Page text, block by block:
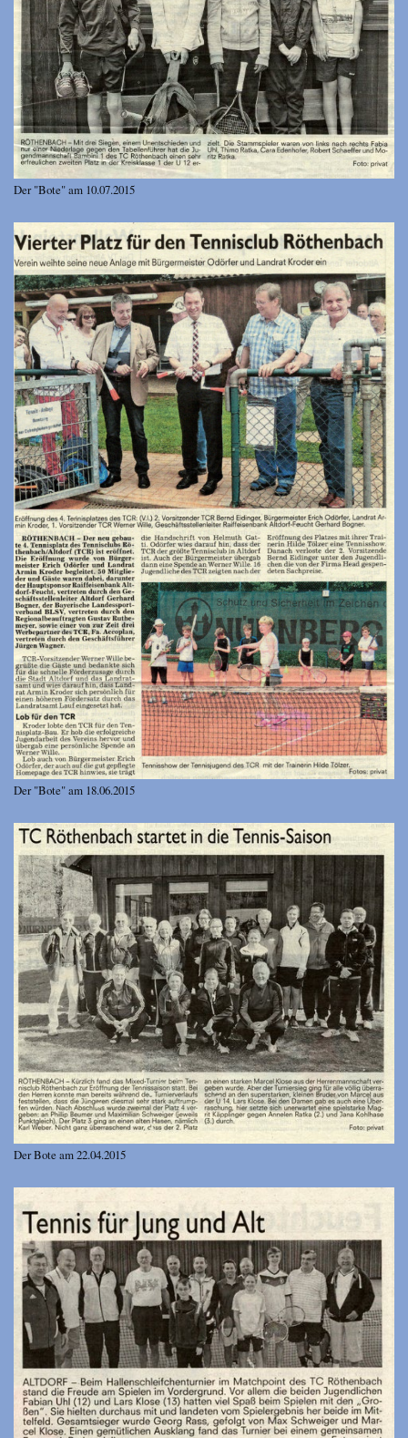
Der "Bote" am 10.07.2015
Der "Bote" am 18.06.2015
Der Bote am 22.04.2015